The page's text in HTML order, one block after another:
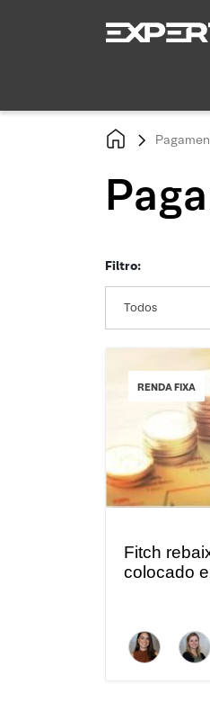
Filtro:
Todos
RENDA FIXA
Fitch
colocado